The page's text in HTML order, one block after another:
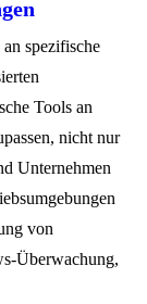
spezifische
Tools an
nicht nur
Unternehmen
von
Überwachung,